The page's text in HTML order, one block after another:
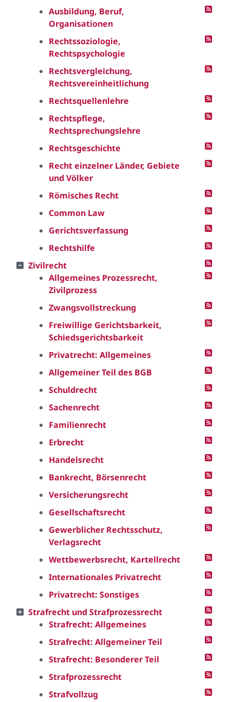
Ausbildung, Beruf,
Organisationen
Rechtssoziologie,
Rechtspsychologie
Rechtsvergleichung,
Rechtsvereinheitlichung
Rechtsquellenlehre
Rechtspflege,
Rechtsprechungslehre
Rechtsgeschichte
Recht einzelner Länder, Gebiete
und Völker
Römisches Recht
Common Law
Gerichtsverfassung
Rechtshilfe
Zivilrecht
Allgemeines Prozessrecht,
Zivilprozess
Zwangsvollstreckung
Freiwillige Gerichtsbarkeit,
Schiedsgerichtsbarkeit
Privatrecht: Allgemeines
Allgemeiner Teil des BGB
Schuldrecht
Sachenrecht
Familienrecht
Erbrecht
Handelsrecht
Bankrecht, Börsenrecht
Versicherungsrecht
Gesellschaftsrecht
Gewerblicher Rechtsschutz,
Verlagsrecht
Wettbewerbsrecht, Kartellrecht
Internationales Privatrecht
Privatrecht: Sonstiges
Strafrecht und Strafprozessrecht
Strafrecht: Allgemeines
Strafrecht: Allgemeiner Teil
Strafrecht: Besonderer Teil
Strafprozessrecht
Strafvollzug